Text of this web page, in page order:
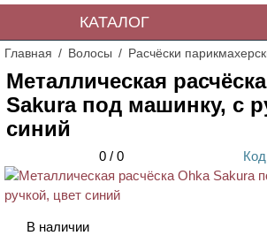
КАТАЛОГ
Главная Волосы Расчёски
Металлическая
Sakura под машинку, с
синий
0 / 0 Код
В наличии